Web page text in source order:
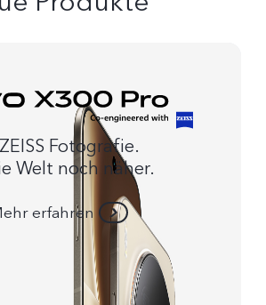
ZEISS Fotografie.
Welt noch näher.
erfahren